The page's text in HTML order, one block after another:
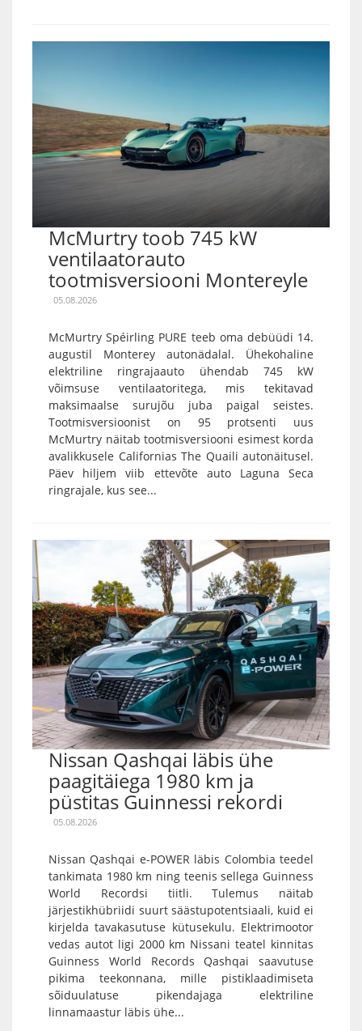
McMurtry toob 745 kW
ventilaatorauto
tootmisversiooni Montereyle
05.08.2026
McMurtry Spéirling PURE teeb oma debüüdi 14.
augustil Monterey autonädalal. Ühekohaline
elektriline ringrajaauto ühendab 745 kW
võimsuse ventilaatoritega, mis tekitavad
maksimaalse surujõu juba paigal seistes.
Tootmisversioonist on 95 protsenti uus
McMurtry näitab tootmisversiooni esimest korda
avalikkusele Californias The Quaili autonäitusel.
Päev hiljem viib ettevõte auto Laguna Seca
ringrajale, kus see...
Nissan Qashqai läbis ühe
paagitäiega 1980 km ja
püstitas Guinnessi rekordi
05.08.2026
Nissan Qashqai e-POWER läbis Colombia teedel
tankimata 1980 km ning teenis sellega Guinness
World Recordsi tiitli. Tulemus näitab
järjestikhübriidi suurt säästupotentsiaali, kuid ei
kirjelda tavakasutuse kütusekulu. Elektrimootor
vedas autot ligi 2000 km Nissani teatel kinnitas
Guinness World Records Qashqai saavutuse
pikima teekonnana, mille pistiklaadimiseta
sõiduulatuse pikendajaga elektriline
linnamaastur läbis ühe...